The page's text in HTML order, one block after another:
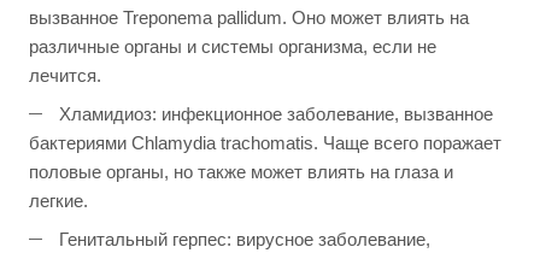
вызванное Treponema pallidum. Оно может влиять на
различные органы и системы организма, если не
лечится.
Хламидиоз: инфекционное заболевание, вызванное
бактериями Chlamydia trachomatis. Чаще всего поражает
половые органы, но также может влиять на глаза и
легкие.
Генитальный герпес: вирусное заболевание,